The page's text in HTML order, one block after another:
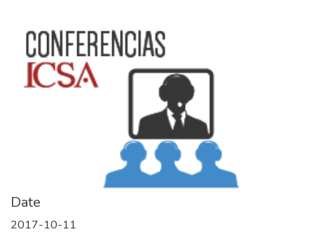
Date
2017-10-11